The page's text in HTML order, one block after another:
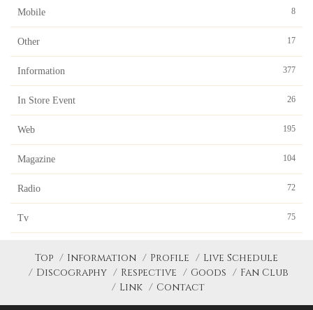
Mobile 8
Other 17
Information 377
In Store Event 26
Web 195
Magazine 104
Radio 72
Tv 75
Top Information Profile
Live Schedule
Discography
Respective Goods
Fan Club
Link
Contact